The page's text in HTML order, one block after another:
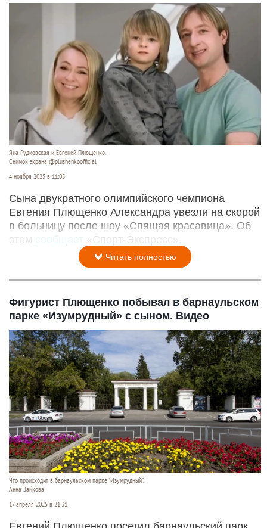
Яна Рудковская и Евгений Плющенко.
Снимок экрана @plushenkoofficial
4 ноября 2025 в 11:05
Сына двукратного олимпийского чемпиона
Евгения Плющенко Александра увезли на скорой
в больницу после шоу «Спящая красавица». Об
этом
сообщает «Спорт-Экспресс».
Читать полностью
Фигурист Плющенко побывал в барнаульском
парке «Изумрудный» с сыном. Видео
Что происходит в барнаульском парке "Изумрудный".
Анна Зайкова
17 апреля 2025 в 21:31